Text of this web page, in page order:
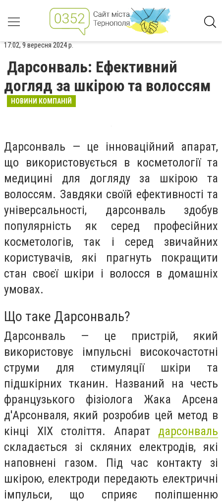
17:02, 9 вересня 2024 р.
Дарсонваль: Ефективний
догляд за шкірою та волоссям
НОВИНИ КОМПАНІЙ
Дарсонваль — це інноваційний апарат,
що використовується в косметології та
медицині для догляду за шкірою та
волоссям. Завдяки своїй ефективності та
універсальності, дарсонваль здобув
популярність як серед професійних
косметологів, так і серед звичайних
користувачів, які прагнуть покращити
стан своєї шкіри і волосся в домашніх
умовах.
Що таке Дарсонваль?
Дарсонваль — це пристрій, який
використовує імпульсні високочастотні
струми для стимуляції шкіри та
підшкірних тканин. Названий на честь
французького фізіолога Жака Арсена
д'Арсонваля, який розробив цей метод в
кінці XIX століття. Апарат дарсонваль
складається зі скляних електродів, які
наповнені газом. Під час контакту зі
шкірою, електроди передають електричні
імпульси, що сприяє поліпшенню